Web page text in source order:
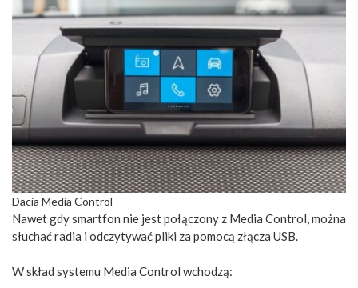
Dacia Media Control
Nawet gdy smartfon nie jest połączony z Media Control, można
słuchać radia i odczytywać pliki za pomocą złącza USB.
W skład systemu Media Control wchodzą: